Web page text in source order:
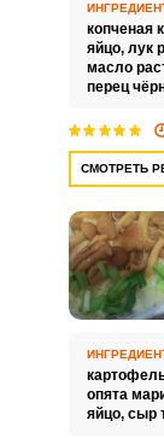
копченая
яйцо, лук
масло
перец
СМОТРЕТЬ
опята
яйцо, сыр